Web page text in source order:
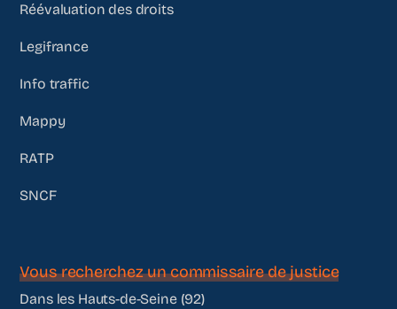
Réévaluation des droits
Legifrance
Info traffic
Mappy
RATP
SNCF
Vous recherchez un commissaire de justice
Dans les Hauts-de-Seine (92)